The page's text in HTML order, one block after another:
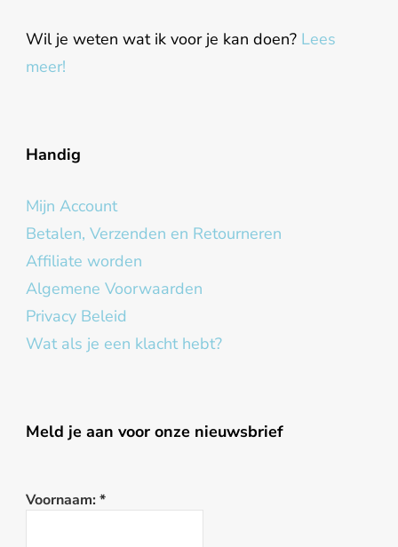
Wil je weten wat ik voor je kan doen? Lees
meer!
Handig
Mijn Account
Betalen, Verzenden en Retourneren
Affiliate worden
Algemene Voorwaarden
Privacy Beleid
Wat als je een klacht hebt?
Meld je aan voor onze nieuwsbrief
Voornaam: *